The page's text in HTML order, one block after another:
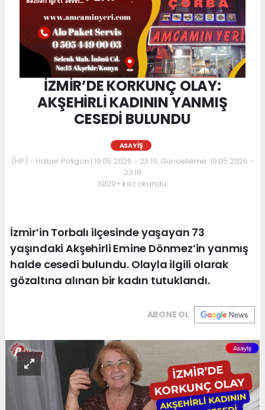
İZMİR’DE KORKUNÇ OLAY:
AKŞEHİRLİ KADININ YANMIŞ
CESEDİ BULUNDU
ASAYIŞ
(HP) - Haber Poligon | 19.05.2026 - 23:19, Güncelleme: 19.05.2026 -
23:19
10129+ kez okundu.
İzmir’in Torbalı ilçesinde yaşayan 73
yaşındaki Akşehirli Emine Dönmez’in yanmış
halde cesedi bulundu. Olayla ilgili olarak
gözaltına alınan bir kadın tutuklandı.
ABONE OL